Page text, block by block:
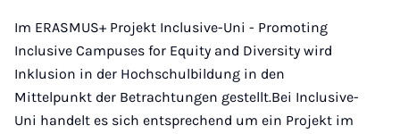
Im ERASMUS+ Projekt Inclusive-Uni - Promoting
Inclusive Campuses for Equity and Diversity wird
Inklusion in der Hochschulbildung in den
Mittelpunkt der Betrachtungen gestellt.Bei Inclusive-
Uni handelt es sich entsprechend um ein Projekt im